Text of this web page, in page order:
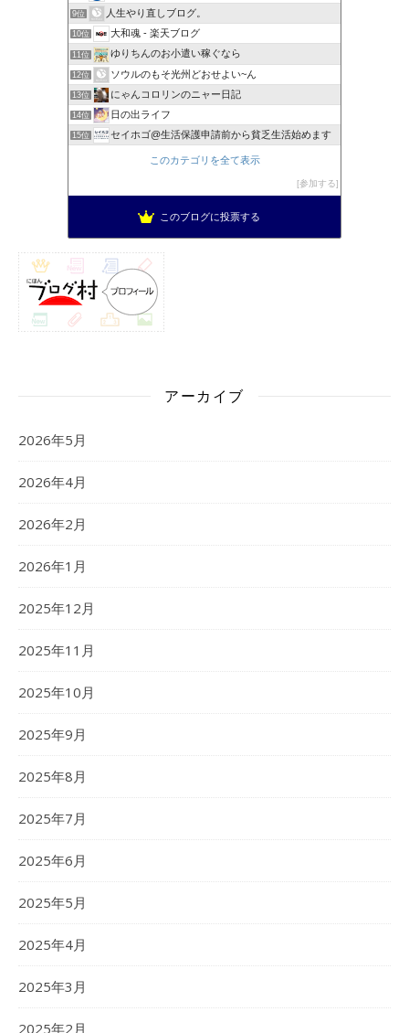
9位 人生やり直しブログ。
10位 大和魂 - 楽天ブログ
11位 ゆりちんのお小遣い稼ぐなら
12位 ソウルのもそ光州どおせよい~ん
13位 にゃんコロリンのニャー日記
14位 日の出ライフ
15位 セイホゴ@生活保護申請前から貧乏生活始めます
このカテゴリを全て表示
参加する
このブログに投票する
アーカイブ
2026年5月
2026年4月
2026年2月
2026年1月
2025年12月
2025年11月
2025年10月
2025年9月
2025年8月
2025年7月
2025年6月
2025年5月
2025年4月
2025年3月
2025年2月